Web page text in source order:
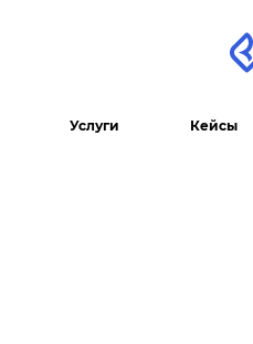
Услуги Кейсы